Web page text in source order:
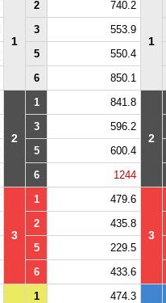
1
2 740.2
1
3 553.9
5 550.4
6 850.1
2
1 841.8
2
3 596.2
5 600.4
6 1244
3
1 479.6
3
2 435.8
5 229.5
6 433.6
1 474.3